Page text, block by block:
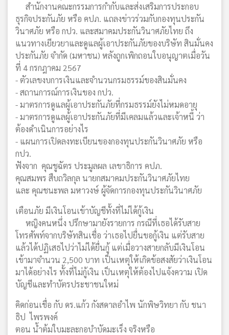
สำนักงานคณะกรรมการกำกับและส่งเสริมการประกอบ
ธุรกิจประกันภัย หรือ คปภ. แถลงข่าวร่วมกับกองทุนประกัน
วินาศภัย หรือ กปว. และสมาคมประกันวินาศภัยไทย ถึง
แนวทางเยียวยาและดูแลผู้เอาประกันภัยของบริษัท สินมั่นคง
ประกันภัย จำกัด (มหาชน) หลังถูกเพิกถอนใบอนุญาตเมื่อวัน
ที่ 4 กรกฎาคม 2567
- ตัวเลขงบการเงินและจำนวนกรมธรรม์ของสินมั่นคง
- สถานการณ์การเงินของ กปว.
- มาตรการดูแลผู้เอาประกันภัยที่กรมธรรม์ยังไม่หมดอายุ
- มาตรการดูแลผู้เอาประกันภัยที่มีเคลมแล้วและเจ้าหนี้ ว่า
ต้องดำเนินการอย่างไร
- แผนการเปิดลงทะเบียนของกองทุนประกันวินาศภัย หรือ
กปว.
ฟังจาก คุณชูฉัตร ประมูลผล เลขาธิการ คปภ.
คุณสมพร สืบถวิลกุล นายกสมาคมประกันวินาศภัยไทย
และ คุณชนะพล มหาวงษ์ ผู้จัดการกองทุนประกันวินาศภัย
เตือนภัย มีเงินโอนเข้าบัญชีทั้งที่ไม่ได้กู้เงิน
หญิงคนหนึ่ง ปรึกษามายังรายการ กรณีที่เธอได้รับสาย
โทรศัพท์จากบริษัทสินเชื่อ ว่าเธอไปยื่นขอกู้เงิน แต่รับสาย
แล้วได้ปฏิเสธไปว่าไม่ได้ยื่นกู้ แต่เมื่อวางสายกลับมีเงินโอน
เข้ามาจำนวน 2,500 บาท เป็นเหตุให้เกิดข้อสงสัยว่าเงินโอน
มาได้อย่างไร ทั้งที่ไม่กู้เงิน เป็นเหตุให้ต้องไปแจ้งความ เปิด
บัญชีและทำบัตรประชาชนใหม่
คิดก่อนเชื่อ กับ ดร.แก้ว กังสดาลอำไพ นักพิษวิทยา กับ ชนา
ธิป ไพรพงค์
ตอน น้ำต้มใบมะละกอบำบัดมะเร็ง จริงหรือ